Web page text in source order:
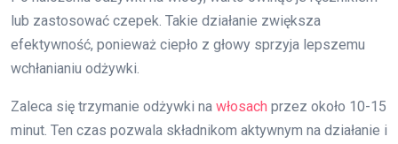
lub zastosować czepek. Takie działanie zwiększa
efektywność, ponieważ ciepło z głowy sprzyja lepszemu
wchłanianiu odżywki.
Zaleca się trzymanie odżywki na włosach przez około 10-15
minut. Ten czas pozwala składnikom aktywnym na działanie i